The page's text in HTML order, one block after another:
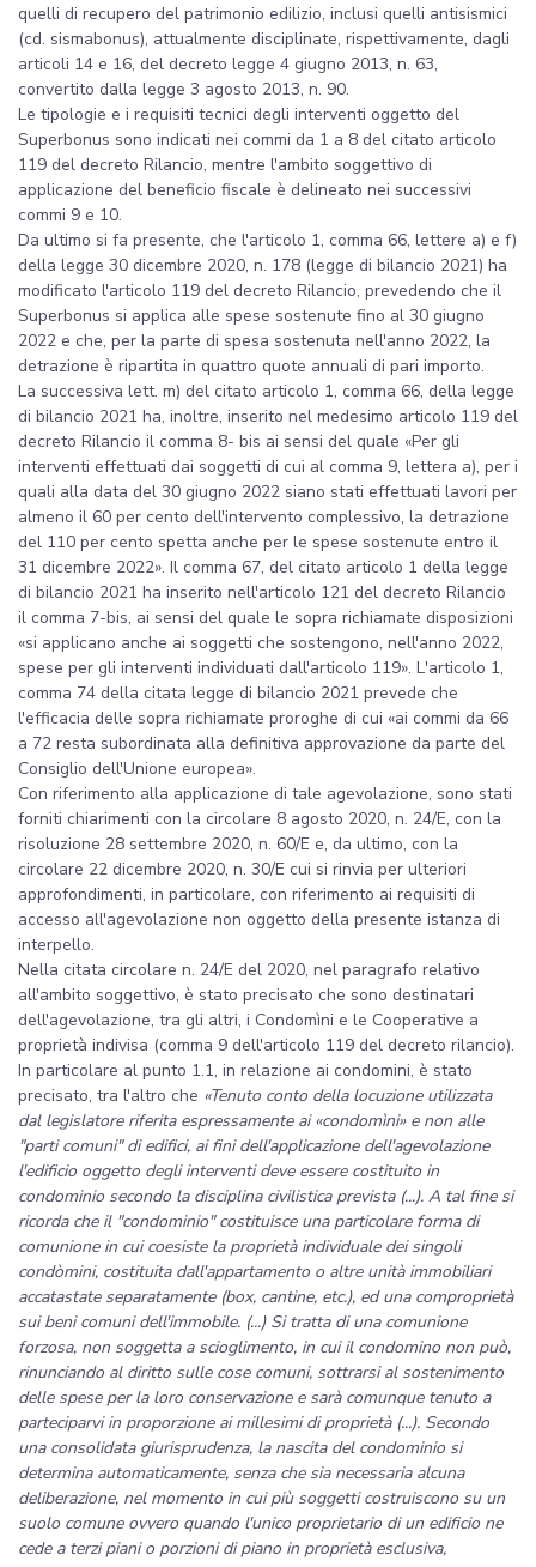
quelli di recupero del patrimonio edilizio, inclusi quelli antisismici
(cd. sismabonus), attualmente disciplinate, rispettivamente, dagli
articoli 14 e 16, del decreto legge 4 giugno 2013, n. 63,
convertito dalla legge 3 agosto 2013, n. 90.
Le tipologie e i requisiti tecnici degli interventi oggetto del
Superbonus sono indicati nei commi da 1 a 8 del citato articolo
119 del decreto Rilancio, mentre l'ambito soggettivo di
applicazione del beneficio fiscale è delineato nei successivi
commi 9 e 10.
Da ultimo si fa presente, che l'articolo 1, comma 66, lettere a) e f)
della legge 30 dicembre 2020, n. 178 (legge di bilancio 2021) ha
modificato l'articolo 119 del decreto Rilancio, prevedendo che il
Superbonus si applica alle spese sostenute fino al 30 giugno
2022 e che, per la parte di spesa sostenuta nell'anno 2022, la
detrazione è ripartita in quattro quote annuali di pari importo.
La successiva lett. m) del citato articolo 1, comma 66, della legge
di bilancio 2021 ha, inoltre, inserito nel medesimo articolo 119 del
decreto Rilancio il comma 8- bis ai sensi del quale «Per gli
interventi effettuati dai soggetti di cui al comma 9, lettera a), per i
quali alla data del 30 giugno 2022 siano stati effettuati lavori per
almeno il 60 per cento dell'intervento complessivo, la detrazione
del 110 per cento spetta anche per le spese sostenute entro il
31 dicembre 2022». Il comma 67, del citato articolo 1 della legge
di bilancio 2021 ha inserito nell'articolo 121 del decreto Rilancio
il comma 7-bis, ai sensi del quale le sopra richiamate disposizioni
«si applicano anche ai soggetti che sostengono, nell'anno 2022,
spese per gli interventi individuati dall'articolo 119». L'articolo 1,
comma 74 della citata legge di bilancio 2021 prevede che
l'efficacia delle sopra richiamate proroghe di cui «ai commi da 66
a 72 resta subordinata alla definitiva approvazione da parte del
Consiglio dell'Unione europea».
Con riferimento alla applicazione di tale agevolazione, sono stati
forniti chiarimenti con la circolare 8 agosto 2020, n. 24/E, con la
risoluzione 28 settembre 2020, n. 60/E e, da ultimo, con la
circolare 22 dicembre 2020, n. 30/E cui si rinvia per ulteriori
approfondimenti, in particolare, con riferimento ai requisiti di
accesso all'agevolazione non oggetto della presente istanza di
interpello.
Nella citata circolare n. 24/E del 2020, nel paragrafo relativo
all'ambito soggettivo, è stato precisato che sono destinatari
dell'agevolazione, tra gli altri, i Condomìni e le Cooperative a
proprietà indivisa (comma 9 dell'articolo 119 del decreto rilancio).
In particolare al punto 1.1, in relazione ai condomini, è stato
precisato, tra l'altro che «Tenuto conto della locuzione utilizzata
dal legislatore riferita espressamente ai «condomìni» e non alle
"parti comuni" di edifici, ai fini dell'applicazione dell'agevolazione
l'edificio oggetto degli interventi deve essere costituito in
condominio secondo la disciplina civilistica prevista (...). A tal fine si
ricorda che il "condominio" costituisce una particolare forma di
comunione in cui coesiste la proprietà individuale dei singoli
condòmini, costituita dall'appartamento o altre unità immobiliari
accatastate separatamente (box, cantine, etc.), ed una comproprietà
sui beni comuni dell'immobile. (...) Si tratta di una comunione
forzosa, non soggetta a scioglimento, in cui il condomino non può,
rinunciando al diritto sulle cose comuni, sottrarsi al sostenimento
delle spese per la loro conservazione e sarà comunque tenuto a
parteciparvi in proporzione ai millesimi di proprietà (...). Secondo
una consolidata giurisprudenza, la nascita del condominio si
determina automaticamente, senza che sia necessaria alcuna
deliberazione, nel momento in cui più soggetti costruiscono su un
suolo comune ovvero quando l'unico proprietario di un edificio ne
cede a terzi piani o porzioni di piano in proprietà esclusiva,